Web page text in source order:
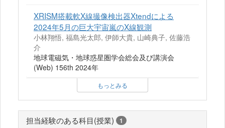
XRISM搭載軟X線撮像検出器Xtendによる
2024年5月の巨大宇宙嵐のX線観測
小林翔悟, 福島光太郎, 伊師大貴, 山崎典子, 佐藤浩
介
地球電磁気・地球惑星圏学会総会及び講演会
(Web) 156th 2024年
もっとみる
担当経験のある科目(授業) 1